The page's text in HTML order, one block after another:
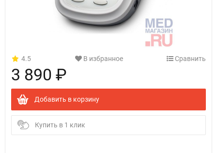
4.5 В избранное Сравнить
3 890 ₽
Добавить в корзину
Купить в 1 клик